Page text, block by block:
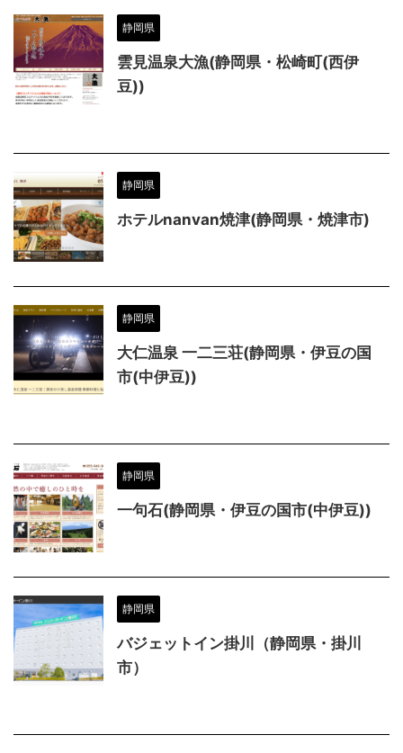
静岡県
雲見温泉大漁(静岡県・松崎町(西伊
豆))
静岡県
ホテルnanvan焼津(静岡県・焼津市)
静岡県
大仁温泉 一二三荘(静岡県・伊豆の国
市(中伊豆))
静岡県
一句石(静岡県・伊豆の国市(中伊豆))
静岡県
バジェットイン掛川（静岡県・掛川
市）